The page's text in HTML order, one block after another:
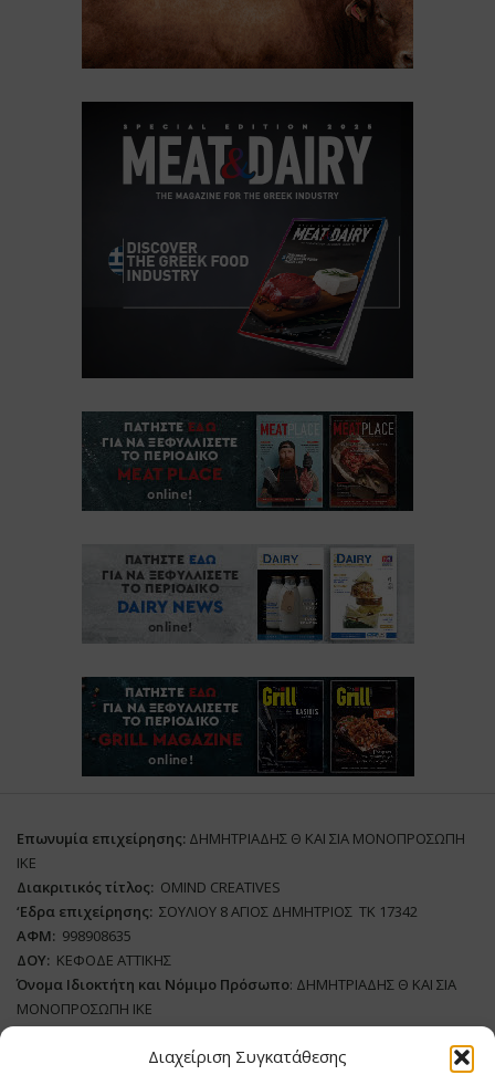
Διαχείριση Συγκατάθεσης
Επωνυμία επιχείρησης: ΔΗΜΗΤΡΙΑΔΗΣ Θ ΚΑΙ ΣΙΑ ΜΟΝΟΠΡΟΣΩΠΗ
ΙΚΕ
Διακριτικός τίτλος: ΟΜΙΝD CREATIVES
‘Eδρα επιχείρησης: ΣΟΥΛΙΟΥ 8 ΑΓΙΟΣ ΔΗΜΗΤΡΙΟΣ ΤΚ 17342
ΑΦΜ: 998908635
ΔΟΥ: ΚΕΦΟΔΕ ΑΤΤΙΚΗΣ
Όνομα Ιδιοκτήτη και Νόμιμο Πρόσωπο: ΔΗΜΗΤΡΙΑΔΗΣ Θ ΚΑΙ ΣΙΑ
ΜΟΝΟΠΡΟΣΩΠΗ ΙΚΕ
Διευθυντής Σύνταξης:ΑΘΑΝΑΣΙΟΣ ΑΝΤΩΝΙΟΥ